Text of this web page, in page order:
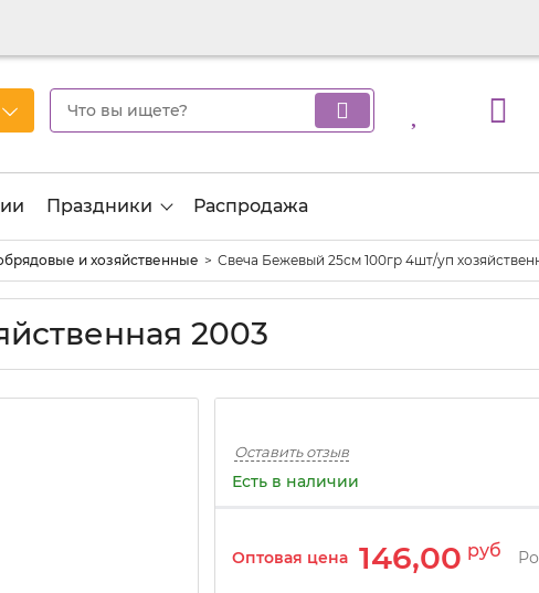
Праздники Распродажа
и хозяйственные Свеча Бежевый 25см 100гр 4шт/уп
2003
Оставить отзыв
Есть в наличии
Оптовая цена 146,00 руб